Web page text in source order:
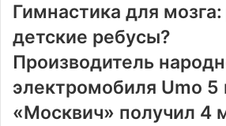
Гимнастика для
детские ребусы?
Производитель
электромобиля Umo 5
«Москвич» получил 4